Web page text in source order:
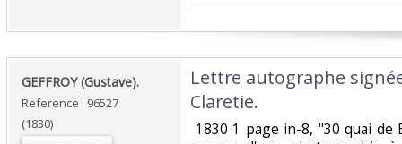
‎GEFFROY (Gustave).‎
Reference : 96527
(1830)
‎Lettre autographe
Claretie. ‎
1830 1 page in-8, "30 quai